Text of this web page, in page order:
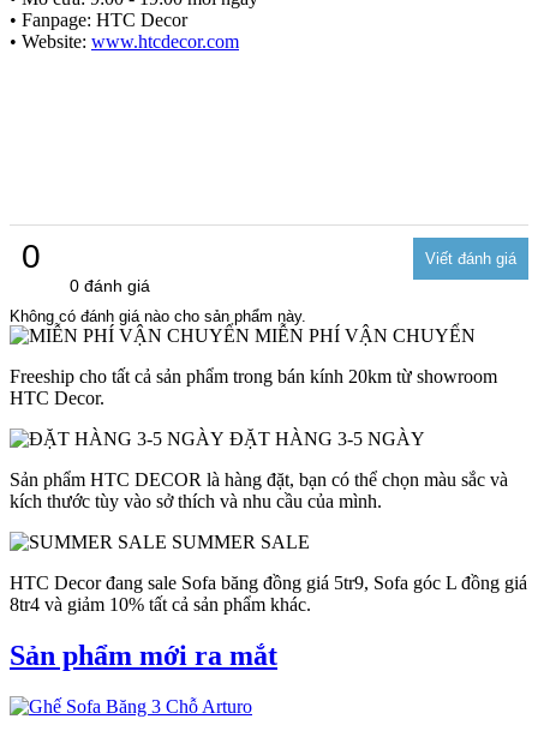
• Fanpage: HTC Decor
• Website: www.htcdecor.com
0
0 đánh giá
Không có đánh giá nào cho sản phẩm này.
MIỄN PHÍ VẬN CHUYỂN
Freeship cho tất cả sản phẩm trong bán kính 20km từ showroom
HTC Decor.
ĐẶT HÀNG 3-5 NGÀY
Sản phẩm HTC DECOR là hàng đặt, bạn có thể chọn màu sắc và
kích thước tùy vào sở thích và nhu cầu của mình.
SUMMER SALE
HTC Decor đang sale Sofa băng đồng giá 5tr9, Sofa góc L đồng giá
8tr4 và giảm 10% tất cả sản phẩm khác.
Sản phẩm mới ra mắt